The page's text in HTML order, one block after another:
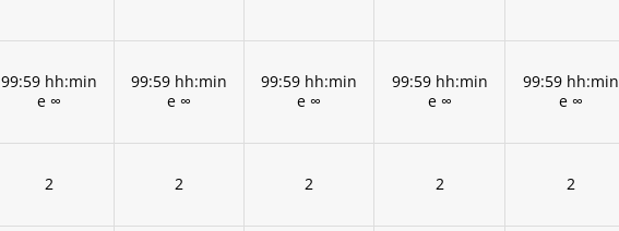
99:59 hh:min
e ∞
99:59 hh:min
e ∞
99:59 hh:min
e ∞
99:59 hh:min
e ∞
99:59 hh:min
e ∞
2 2 2 2 2